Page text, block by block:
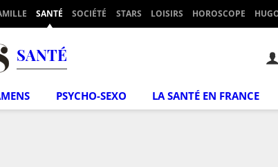
SANTÉ SOCIÉTÉ STARS LOISIRS HOROSCOPE
SANTÉ
PSYCHO-SEXO LA SANTÉ EN FRANCE